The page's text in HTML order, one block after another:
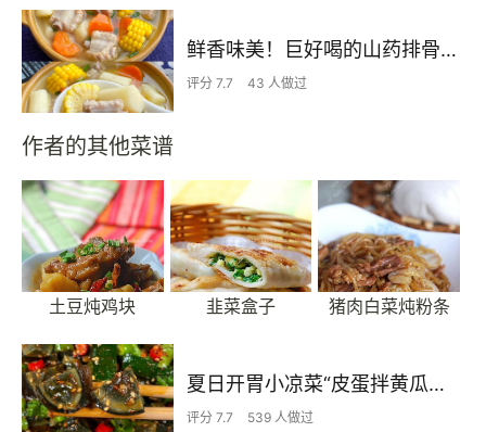
鲜香味美！巨好喝的山药排骨汤！！
评分 7.7 43 人做过
作者的其他菜谱
土豆炖鸡块 韭菜盒子 猪肉白菜炖粉条
夏日开胃小凉菜“皮蛋拌黄瓜🥒”开胃减脂
评分 7.7 539 人做过